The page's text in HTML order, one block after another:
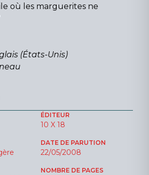
où les marguerites ne
(États-Unis)
ÉDITEUR
10 X 18
DATE DE PARUTION
22/05/2008
NOMBRE DE PAGES